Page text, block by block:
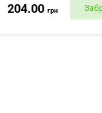
204.00 грн